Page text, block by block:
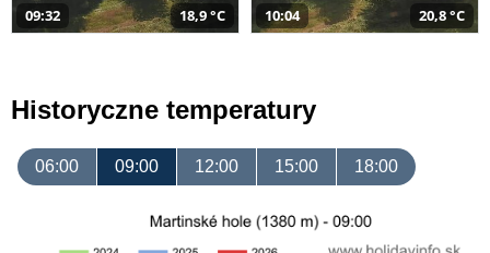
09:32 18,9 °C 10:04 20,8 °C
Historyczne temperatury
06:00 09:00 12:00 15:00 18:00